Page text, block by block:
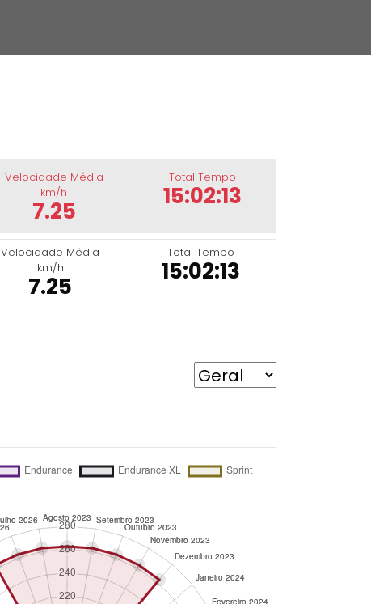
Velocidade Média
km/h
7.25
Total Tempo
15:02:13
Velocidade Média
km/h
7.25
Total Tempo
15:02:13